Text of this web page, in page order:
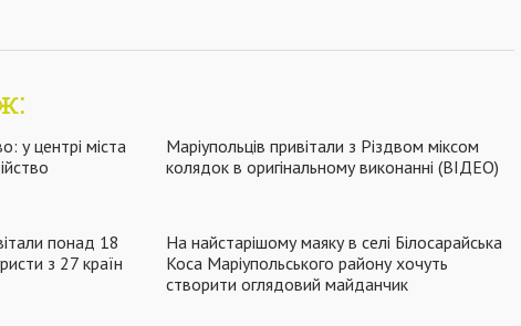
у центрі міста
Маріупольців привітали з Різдвом міксом
колядок в оригінальному виконанні (ВІДЕО)
понад 18
з 27 країн
На найстарішому маяку в селі Білосарайська
Коса Маріупольського району хочуть
створити оглядовий майданчик